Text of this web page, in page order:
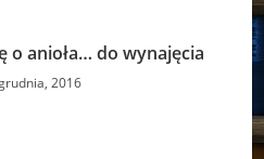
o anioła… do wynajęcia
2016